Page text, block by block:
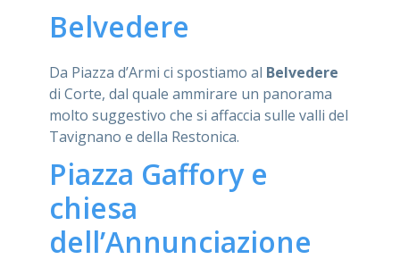
Belvedere
Da Piazza d’Armi ci spostiamo al Belvedere
di Corte, dal quale ammirare un panorama
molto suggestivo che si affaccia sulle valli del
Tavignano e della Restonica.
Piazza Gaffory e
chiesa
dell’Annunciazione